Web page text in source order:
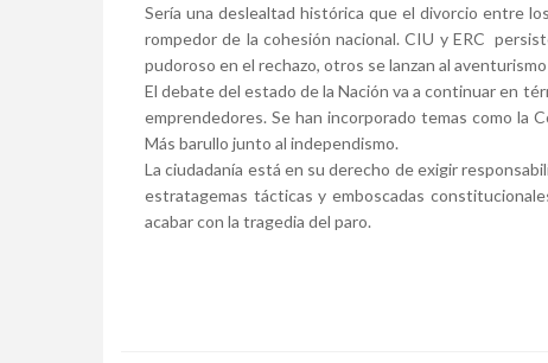
Sería una deslealtad histórica que el divorcio entre
rompedor de la cohesión nacional. CIU y ERC
pudoroso en el rechazo, otros se lanzan al
El debate del estado de la Nación va a continuar en
emprendedores. Se han incorporado temas como la
Más barullo junto al independismo.
La ciudadanía está en su derecho de exigir
estratagemas tácticas y emboscadas
acabar con la tragedia del paro.